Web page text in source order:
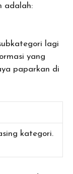
adalah:
lagi
yang
paparkan di
kategori.